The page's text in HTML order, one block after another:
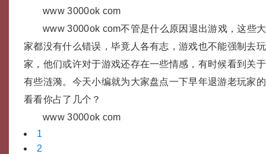
www 3000ok com
www 3000ok com不管是什么原因退出游戏，这些
家都没有什么错误，毕竟人各有志，游戏也不能强制去
家，他们或许对于游戏还存在一些情感，有时候看到关
有些涟漪。今天小编就为大家盘点一下早年退游老玩家
看看你占了几个？
www 3000ok com
1
2